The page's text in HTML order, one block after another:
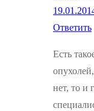
Ответить
Есть
нет, то и